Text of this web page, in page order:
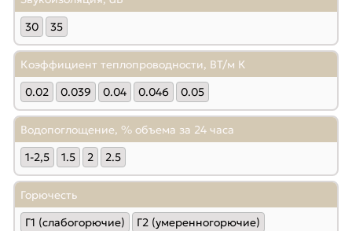
30
35
Коэффициент теплопроводности, ВТ/м К
0.02
0.039 0.04 0.046 0.05
Водопоглощение, % объема за 24 часа
1-2,5
1.5 2 2.5
Горючесть
Г1 (слабогорючие)
Г2 (умеренногорючие)